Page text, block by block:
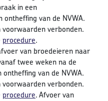
in een
van de NVWA.
voorwaarden verbonden.
procedure.
van broedeieren naar
twee weken na de
van de NVWA.
voorwaarden verbonden.
procedure. Afvoer van